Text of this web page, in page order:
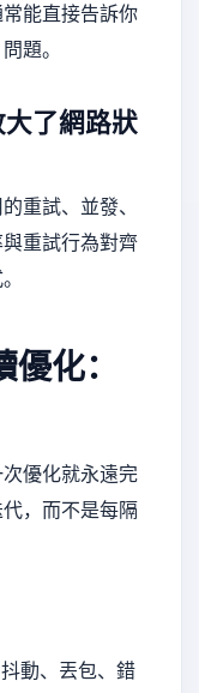
能直接告訴你
題。
了網路狀
重試、並發、
重試行為對齊
化：
優化就永遠完
，而不是每隔
動、丟包、錯